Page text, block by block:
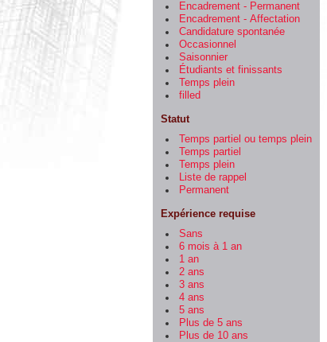
Encadrement - Permanent
Encadrement - Affectation
Candidature spontanée
Occasionnel
Saisonnier
Étudiants et finissants
Temps plein
filled
Statut
Temps partiel ou temps plein
Temps partiel
Temps plein
Liste de rappel
Permanent
Expérience requise
Sans
6 mois à 1 an
1 an
2 ans
3 ans
4 ans
5 ans
Plus de 5 ans
Plus de 10 ans